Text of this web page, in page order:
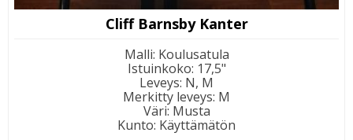
Cliff Barnsby Kanter
Malli: Koulusatula
Istuinkoko: 17,5"
Leveys: N, M
Merkitty leveys: M
Väri: Musta
Kunto: Käyttämätön